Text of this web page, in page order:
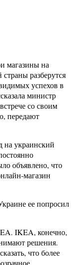
магазины на
разберутся
успехов в
министр
со своим
передают
на украинский
объявлено, что
магазин
ее попросил
IKEA, конечно,
решения.
что более